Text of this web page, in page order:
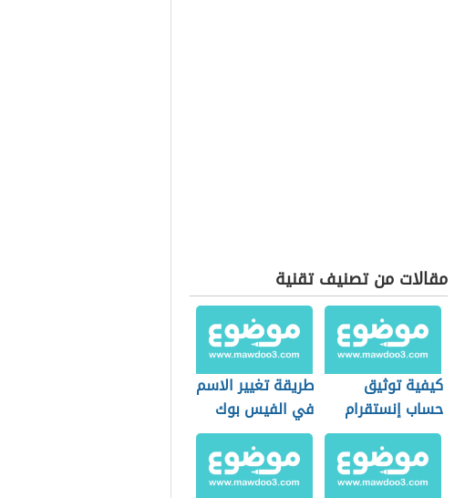
مقالات من تصنيف تقنية
كيفية توثيق
حساب إنستقرام
طريقة تغيير الاسم
في الفيس بوك